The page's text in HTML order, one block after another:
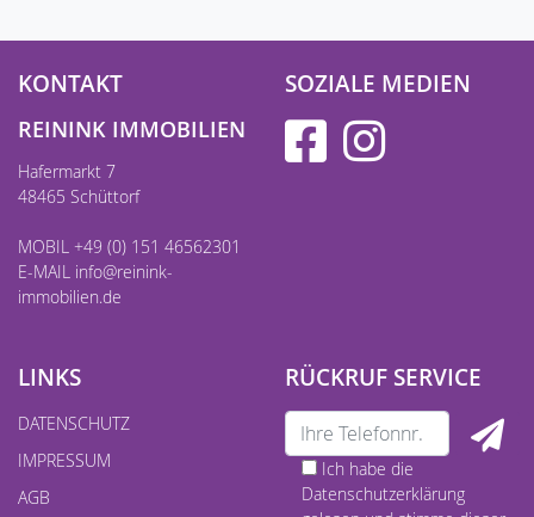
KONTAKT
REININK IMMOBILIEN
Hafermarkt 7
48465 Schüttorf
MOBIL +49 (0) 151 46562301
E-MAIL info@reinink-
immobilien.de
SOZIALE MEDIEN
LINKS
DATENSCHUTZ
IMPRESSUM
AGB
RÜCKRUF SERVICE
Ich habe die
Datenschutzerklärung